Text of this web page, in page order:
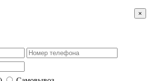
×